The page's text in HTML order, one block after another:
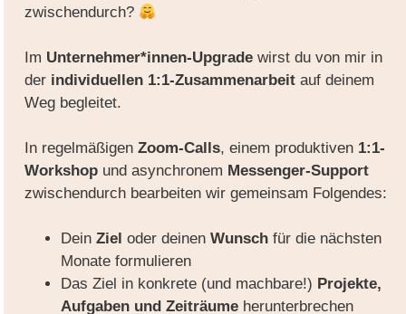
zwischendurch?
Im Unternehmer*innen-Upgradewirst du von mir in
der individuellen 1:1-Zusammenarbeitauf deinem
Weg begleitet.
In regelmäßigen Zoom-Calls, einem produktiven 1:1-
Workshopund asynchronem Messenger-Support
zwischendurch bearbeiten wir gemeinsam Folgendes:
Dein Ziel oder deinen Wunschfür die nächsten
Monate formulieren
Das Ziel in konkrete (und machbare!) Projekte,
Aufgaben und Zeiträumeherunterbrechen